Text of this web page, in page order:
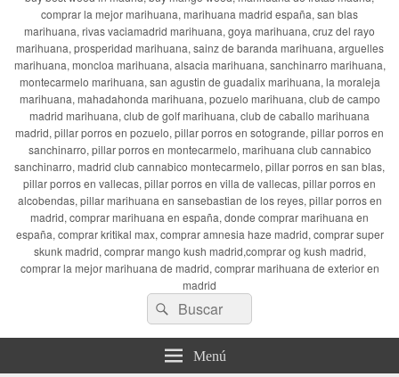
comprar la mejor marihuana, marihuana madrid españa, san blas
marihuana, rivas vaciamadrid marihuana, goya marihuana, cruz del rayo
marihuana, prosperidad marihuana, sainz de baranda marihuana, arguelles
marihuana, moncloa marihuana, alsacia marihuana, sanchinarro marihuana,
montecarmelo marihuana, san agustin de guadalix marihuana, la moraleja
marihuana, mahadahonda marihuana, pozuelo marihuana, club de campo
madrid marihuana, club de golf marihuana, club de caballo marihuana
madrid, pillar porros en pozuelo, pillar porros en sotogrande, pillar porros en
sanchinarro, pillar porros en montecarmelo, marihuana club cannabico
sanchinarro, madrid club cannabico montecarmelo, pillar porros en san blas,
pillar porros en vallecas, pillar porros en villa de vallecas, pillar porros en
alcobendas, pillar marihuana en sansebastian de los reyes, pillar porros en
madrid, comprar marihuana en españa, donde comprar marihuana en
españa, comprar kritikal max, comprar amnesia haze madrid, comprar super
skunk madrid, comprar mango kush madrid,comprar og kush madrid,
comprar la mejor marihuana de madrid, comprar marihuana de exterior en
madrid
Buscar
por:
Buscar
Menú